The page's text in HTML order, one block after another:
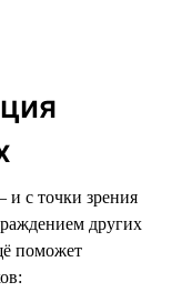
и с точки зрения
других
поможет